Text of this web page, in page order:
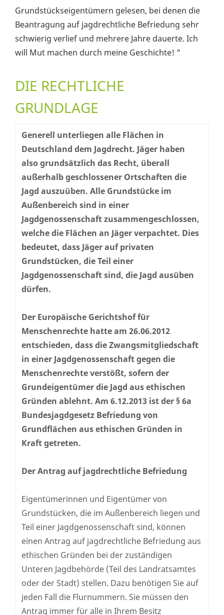
Grundstückseigentümern gelesen, bei denen die
Beantragung auf jagdrechtliche Befriedung sehr
schwierig verlief und mehrere Jahre dauerte. Ich
will Mut machen durch meine Geschichte! "
DIE RECHTLICHE
GRUNDLAGE
Generell unterliegen alle Flächen in
Deutschland dem Jagdrecht. Jäger haben
also grundsätzlich das Recht, überall
außerhalb geschlossener Ortschaften die
Jagd auszuüben. Alle Grundstücke im
Außenbereich sind in einer
Jagdgenossenschaft zusammengeschlossen,
welche die Flächen an Jäger verpachtet. Dies
bedeutet, dass Jäger auf privaten
Grundstücken, die Teil einer
Jagdgenossenschaft sind, die Jagd ausüben
dürfen.
Der Europäische Gerichtshof für
Menschenrechte hatte am 26.06.2012
entschieden, dass die Zwangsmitgliedschaft
in einer Jagdgenossenschaft gegen die
Menschenrechte verstößt, sofern der
Grundeigentümer die Jagd aus ethischen
Gründen ablehnt. Am 6.12.2013 ist der § 6a
Bundesjagdgesetz Befriedung von
Grundflächen aus ethischen Gründen in
Kraft getreten.
Der Antrag auf jagdrechtliche Befriedung
Eigentümerinnen und Eigentümer von
Grundstücken, die im Außenbereich liegen und
Teil einer Jagdgenossenschaft sind, können
einen Antrag auf jagdrechtliche Befriedung aus
ethischen Gründen bei der zuständigen
Unteren Jagdbehörde (Teil des Landratsamtes
oder der Stadt) stellen. Dazu benötigen Sie auf
jeden Fall die Flurnummern. Sie müssen den
Antrag immer für alle in Ihrem Besitz